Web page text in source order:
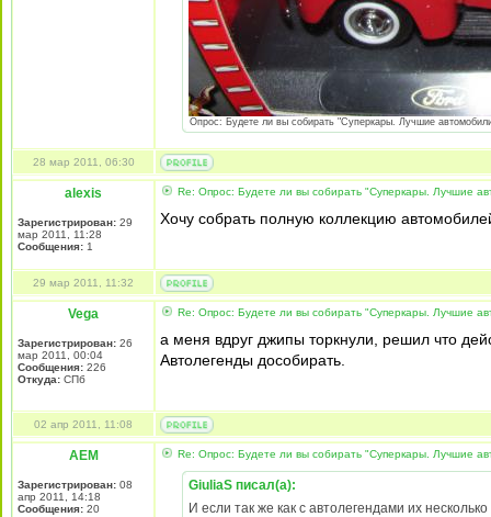
Опрос: Будете ли вы собирать "Суперкары. Лучшие
28 мар 2011, 06:30
alexis
Зарегистрирован: 29
мар 2011, 11:28
Сообщения: 1
Re: Опрос: Будете ли вы собирать "Суперкары. Лучшие
Хочу собрать полную коллекцию
29 мар 2011, 11:32
Vega
Зарегистрирован: 26
мар 2011, 00:04
Сообщения: 226
Откуда: СПб
Re: Опрос: Будете ли вы собирать "Суперкары. Лучшие
а меня вдруг джипы торкнули, решил что
Автолегенды дособирать.
02 апр 2011, 11:08
AEM
Зарегистрирован: 08
апр 2011, 14:18
Сообщения: 20
Re: Опрос: Будете ли вы собирать "Суперкары. Лучшие
GiuliaS писал(а):
И если так же как с автолегендами их